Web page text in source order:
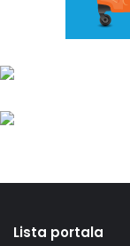
Lista portala